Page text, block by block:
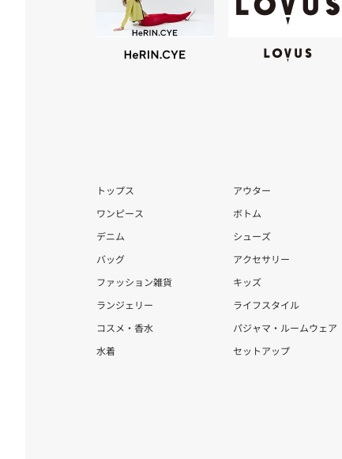
トップス
アウター
ワンピース
ボトム
デニム
シューズ
バッグ
アクセサリー
ファッション雑貨
キッズ
ランジェリー
ライフスタイル
コスメ・香水
パジャマ・ルームウェア
水着
セットアップ